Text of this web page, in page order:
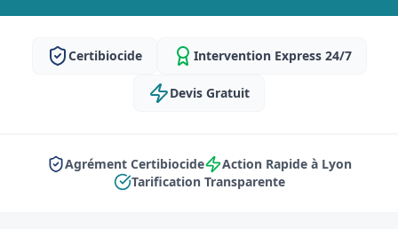
Certibiocide Intervention Express 24/7
Devis Gratuit
Agrément Certibiocide
Action Rapide à Lyon
Tarification Transparente